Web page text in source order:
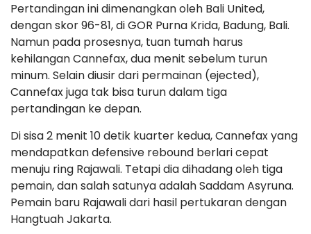
Pertandingan ini dimenangkan oleh Bali United,
dengan skor 96-81, di GOR Purna Krida, Badung, Bali.
Namun pada prosesnya, tuan tumah harus
kehilangan Cannefax, dua menit sebelum turun
minum. Selain diusir dari permainan (ejected),
Cannefax juga tak bisa turun dalam tiga
pertandingan ke depan.
Di sisa 2 menit 10 detik kuarter kedua, Cannefax yang
mendapatkan defensive rebound berlari cepat
menuju ring Rajawali. Tetapi dia dihadang oleh tiga
pemain, dan salah satunya adalah Saddam Asyruna.
Pemain baru Rajawali dari hasil pertukaran dengan
Hangtuah Jakarta.